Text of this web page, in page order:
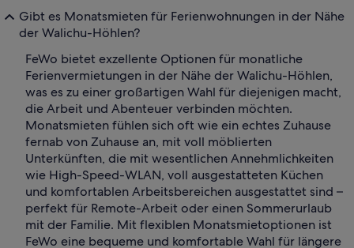
Gibt es Monatsmieten für Ferienwohnungen in der Nähe
der Walichu-Höhlen?
FeWo bietet exzellente Optionen für monatliche
Ferienvermietungen in der Nähe der Walichu-Höhlen,
was es zu einer großartigen Wahl für diejenigen macht,
die Arbeit und Abenteuer verbinden möchten.
Monatsmieten fühlen sich oft wie ein echtes Zuhause
fernab von Zuhause an, mit voll möblierten
Unterkünften, die mit wesentlichen Annehmlichkeiten
wie High-Speed-WLAN, voll ausgestatteten Küchen
und komfortablen Arbeitsbereichen ausgestattet sind –
perfekt für Remote-Arbeit oder einen Sommerurlaub
mit der Familie. Mit flexiblen Monatsmietoptionen ist
FeWo eine bequeme und komfortable Wahl für längere